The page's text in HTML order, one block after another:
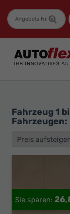
Fahrzeugnummer
Autoflex24
GmbH
Neuwagen
Jahreswagen
und
-
Fahrzeug 1
Fahrzeugen: